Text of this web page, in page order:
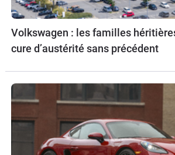
Volkswagen : les familles
cure d’austérité sans précédent